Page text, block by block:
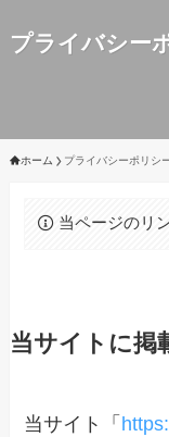
プライバシー
ホーム プライバシーポリシ
当ページのリ
当サイトに掲
当サイト「